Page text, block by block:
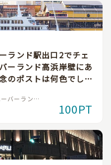
ランド駅出口2でチェ
ーランド高浜岸壁にあ
のポストは何色でしょ
バーランド
100PT